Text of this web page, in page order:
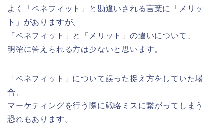
よく「ベネフィット」と勘違いされる言葉に「メリッ
ト」がありますが、
「ベネフィット」と「メリット」の違いについて、
明確に答えられる方は少ないと思います。
「ベネフィット」について誤った捉え方をしていた場
合、
マーケティングを行う際に戦略ミスに繋がってしまう
恐れもあります。